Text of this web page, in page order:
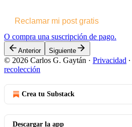
Reclamar mi post gratis
O compra una suscripción de pago.
Anterior Siguiente
© 2026 Carlos G. Gaytán · Privacidad ∙
recolección
Crea tu Substack
Descargar la app